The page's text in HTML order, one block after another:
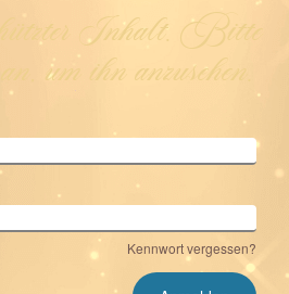
Inhalt. Bitte
um ihn anzusehen.
Kennwort vergessen?